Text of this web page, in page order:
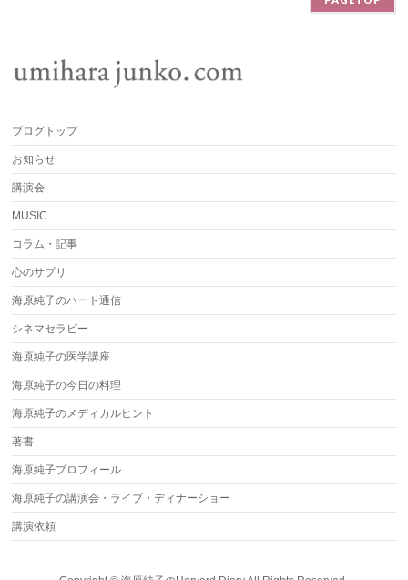
ブログトップ
お知らせ
講演会
MUSIC
コラム・記事
心のサプリ
海原純子のハート通信
シネマセラピー
海原純子の医学講座
海原純子の今日の料理
海原純子のメディカルヒント
著書
海原純子プロフィール
海原純子の講演会・ライブ・ディナーショー
講演依頼